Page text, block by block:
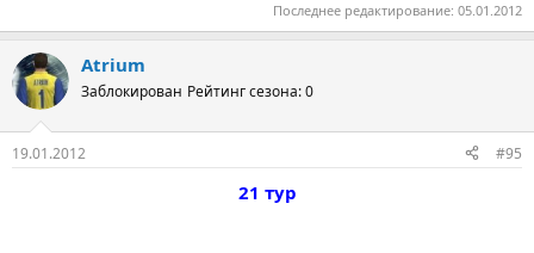
Последнее редактирование: 05.01.2012
Atrium
Заблокирован Рейтинг сезона: 0
19.01.2012 #95
21 тур